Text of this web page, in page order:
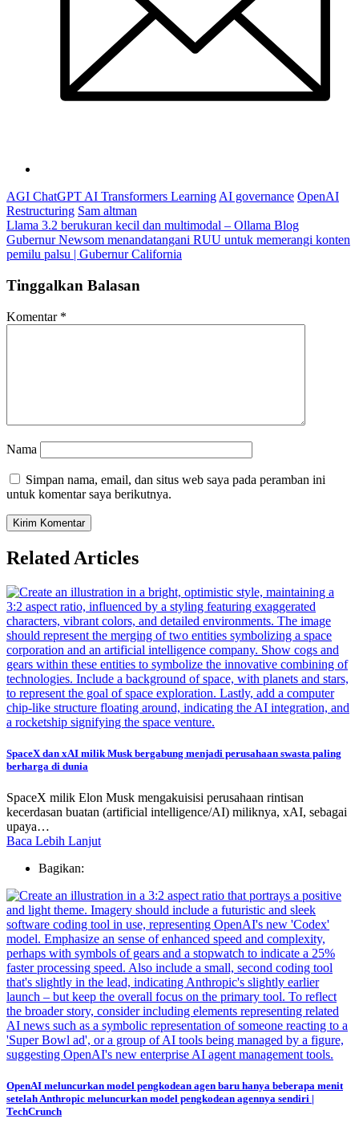
AGI ChatGPT AI Transformers Learning AI governance OpenAI
Restructuring Sam altman
Navigasi
pos
Llama 3.2 berukuran kecil dan multimodal – Ollama Blog
Gubernur Newsom menandatangani RUU untuk memerangi konten
pemilu palsu | Gubernur California
Tinggalkan Balasan
Komentar *
Nama
Simpan nama, email, dan situs web saya pada peramban ini
untuk komentar saya berikutnya.
Related Articles
SpaceX dan xAI milik Musk bergabung menjadi perusahaan swasta paling
berharga di dunia
SpaceX milik Elon Musk mengakuisisi perusahaan rintisan
kecerdasan buatan (artificial intelligence/AI) miliknya, xAI, sebagai
upaya…
Baca Lebih Lanjut
Bagikan:
OpenAI meluncurkan model pengkodean agen baru hanya beberapa menit
setelah Anthropic meluncurkan model pengkodean agennya sendiri |
TechCrunch